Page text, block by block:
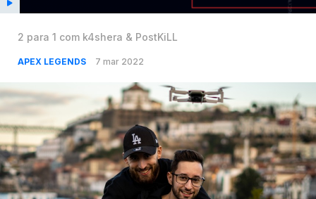
2 para 1 com k4shera & PostKiLL
APEX LEGENDS 7 mar 2022